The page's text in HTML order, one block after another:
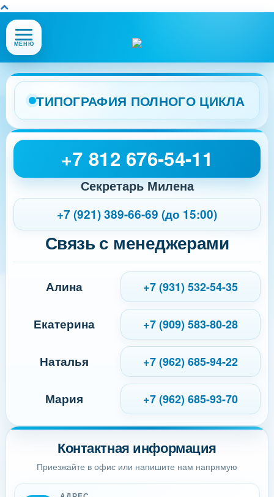
Открыть
или
меню
сайта
МЕНЮ
ТИПОГРАФИЯ ПОЛНОГО ЦИКЛА
Контактная информация
Приезжайте в офис или напишите нам напрямую
+7 812 676-54-11
Секретарь Милена
+7 (921) 389-66-69 (до 15:00)
Связь с менеджерами
Алина +7 (931) 532-54-35
Екатерина +7 (909) 583-80-28
Наталья +7 (962) 685-94-22
Мария +7 (962) 685-93-70